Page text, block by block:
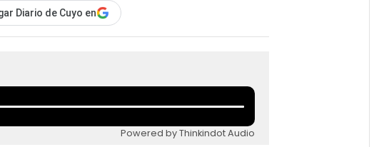
Diario de Cuyo en
Powered by Thinkindot Audio